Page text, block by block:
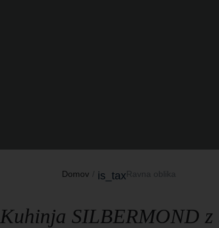
Domov is_taxRavna oblika
Kuhinja SILBERMOND